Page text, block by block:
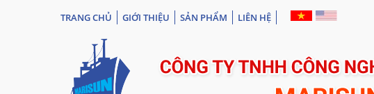
TRANG CHỦ GIỚI THIỆU SẢN PHẨM LIÊN HỆ